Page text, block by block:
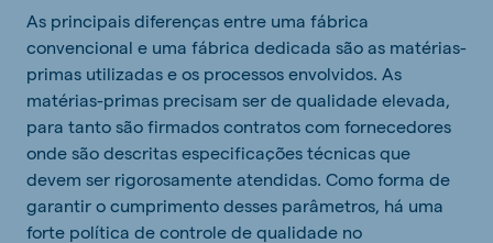
As principais diferenças entre uma fábrica
convencional e uma fábrica dedicada são as matérias-
primas utilizadas e os processos envolvidos. As
matérias-primas precisam ser de qualidade elevada,
para tanto são firmados contratos com fornecedores
onde são descritas especificações técnicas que
devem ser rigorosamente atendidas. Como forma de
garantir o cumprimento desses parâmetros, há uma
forte política de controle de qualidade no